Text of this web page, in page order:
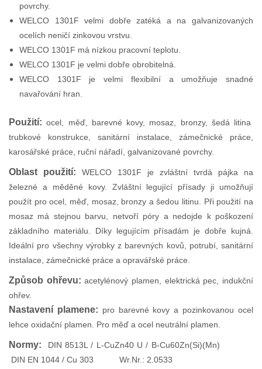
povrchy.
WELCO 1301F velmi dobře zatéká a na galvanizovaných
ocelích neničí zinkovou vrstvu.
WELCO 1301F má nízkou pracovní teplotu.
WELCO 1301F je velmi dobře obrobitelná.
WELCO 1301F je velmi flexibilní a umožňuje snadné
navařování hran.
Použití: ocel, měď, barevné kovy, mosaz, bronzy, šedá litina
trubkové konstrukce, sanitární instalace, zámečnické práce,
karosářské práce, ruční nářadí, galvanizované povrchy.
Oblast použití:
WELCO 1301F je zvláštní tvrdá pájka na
železné a měděné kovy. Zvláštní legující přísady ji umožňují
použít pro ocel, měď, mosaz, bronzy a šedou litinu. Při použití na
mosaz má stejnou barvu, netvoří póry a nedojde k poškození
základního materiálu. Díky legujícím přísadám je dobře kujná.
Ideální pro všechny výrobky z barevných kovů, potrubí, sanitární
instalace, zámečnické práce a opravářské práce.
Způsob ohřevu: acetylénový plamen, elektrická pec, indukční
ohřev.
Nastavení plamene: pro barevné kovy a pozinkovanou ocel
lehce oxidační plamen. Pro měď a ocel neutrální plamen.
Normy: DIN 8513L / L-CuZn40 U / B-Cu60Zn(Si)(Mn)
DIN EN 1044 / Cu 303 Wr.Nr.: 2.0533